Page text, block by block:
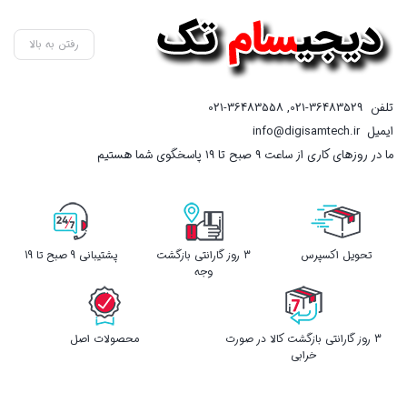
است.
رفتن به بالا
تلفن 021-36483529
,
021-36483558
ایمیلinfo@digisamtech.ir
ما در روزهای کاری از ساعت ۹ صبح تا ۱۹ پاسخگوی شما هستیم
تحویل اکسپرس
3 روز گارانتی بازگشت
وجه
پشتیبانی 9 صبح تا 19
3 روز گارانتی بازگشت کالا در صورت
خرابی
محصولات اصل